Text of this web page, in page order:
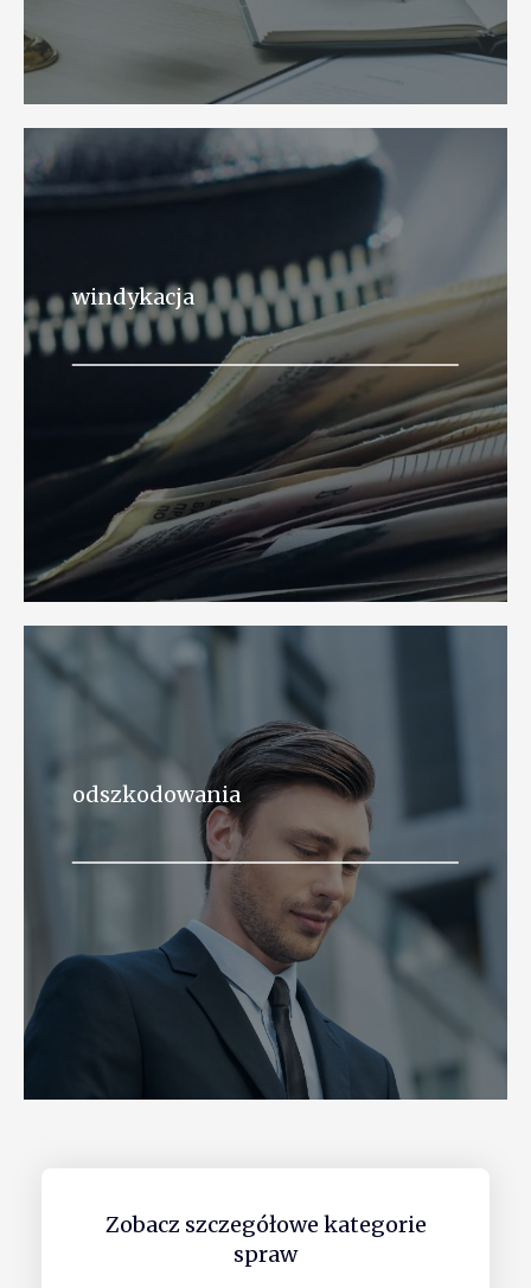
windykacja
odszkodowania
Zobacz szczegółowe kategorie
spraw